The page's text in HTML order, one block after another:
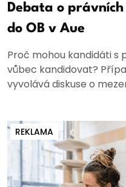
Debata o
do OB v Aue
Proč mohou kandidáti s
vůbec kandidovat?
vyvolává diskuse o
REKLAMA